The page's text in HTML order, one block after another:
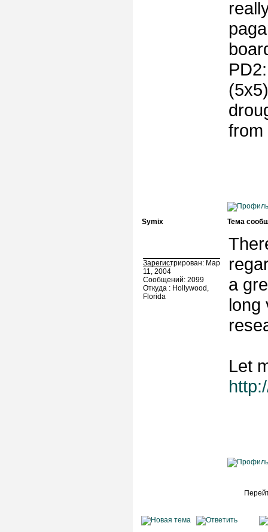
from
Symix Тема
Зарегистрирован: Мар
11, 2004
Сообщений: 2099
Откуда : Hollywood,
Florida
a
long
Let